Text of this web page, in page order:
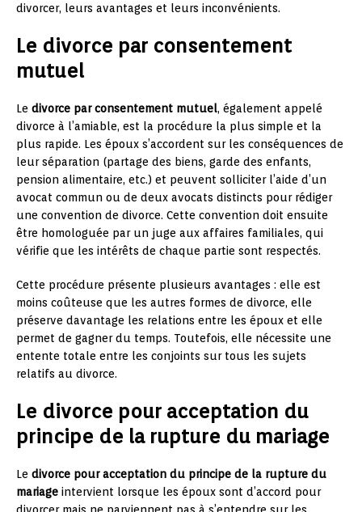
divorcer, leurs avantages et leurs inconvénients.
Le divorce par consentement
mutuel
Le divorce par consentement mutuel, également appelé
divorce à l’amiable, est la procédure la plus simple et la
plus rapide. Les époux s’accordent sur les conséquences de
leur séparation (partage des biens, garde des enfants,
pension alimentaire, etc.) et peuvent solliciter l’aide d’un
avocat commun ou de deux avocats distincts pour rédiger
une convention de divorce. Cette convention doit ensuite
être homologuée par un juge aux affaires familiales, qui
vérifie que les intérêts de chaque partie sont respectés.
Cette procédure présente plusieurs avantages : elle est
moins coûteuse que les autres formes de divorce, elle
préserve davantage les relations entre les époux et elle
permet de gagner du temps. Toutefois, elle nécessite une
entente totale entre les conjoints sur tous les sujets
relatifs au divorce.
Le divorce pour acceptation du
principe de la rupture du mariage
Le divorce pour acceptation du principe de la rupture du
mariage intervient lorsque les époux sont d’accord pour
divorcer mais ne parviennent pas à s’entendre sur les